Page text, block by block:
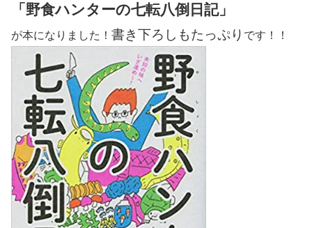
「野食ハンターの七転八倒日記」
が本になりました！ 書き下ろしもたっぷり です！！